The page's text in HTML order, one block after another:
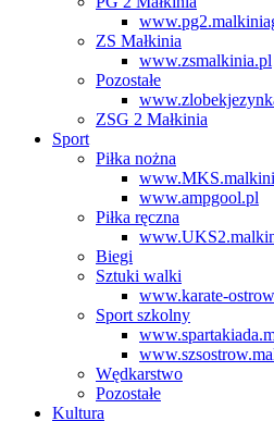
ZS Małkinia
www.zsmalkinia.pl
Pozostałe
ZSG 2 Małkinia
Sport
Piłka nożna
www.ampgool.pl
Piłka ręczna
Biegi
Sztuki walki
www.karate-
Sport szkolny
Wędkarstwo
Pozostałe
Kultura